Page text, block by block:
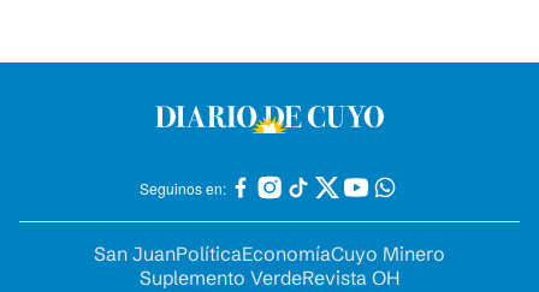
Seguinos en:
San JuanPolíticaEconomíaCuyo Minero
Suplemento VerdeRevista OH